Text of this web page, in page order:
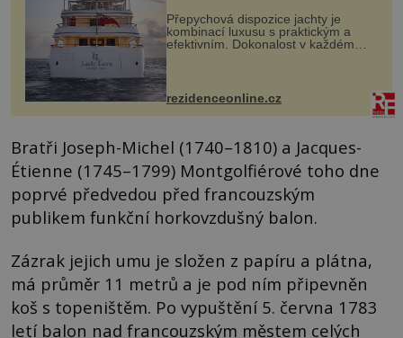
Přepychová dispozice jachty je
kombinací luxusu s praktickým a
efektivním. Dokonalost v každém
detailu představuje značka Fendi
Casa, kterou byly vybaveny její
paluby. Monacký přístav nabízí
každoročn...
rezidenceonline.cz
Bratři Joseph-Michel (1740–1810) a Jacques-
Étienne (1745–1799) Montgolfiérové toho dne
poprvé předvedou před francouzským
publikem funkční horkovzdušný balon.
Zázrak jejich umu je složen z papíru a plátna,
má průměr 11 metrů a je pod ním připevněn
koš s topeništěm. Po vypuštění 5. června 1783
letí balon nad francouzským městem celých